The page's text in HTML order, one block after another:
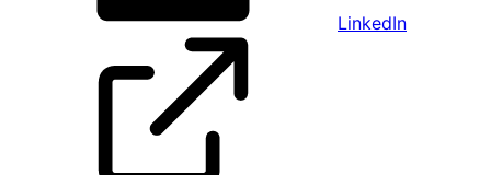
LinkedIn